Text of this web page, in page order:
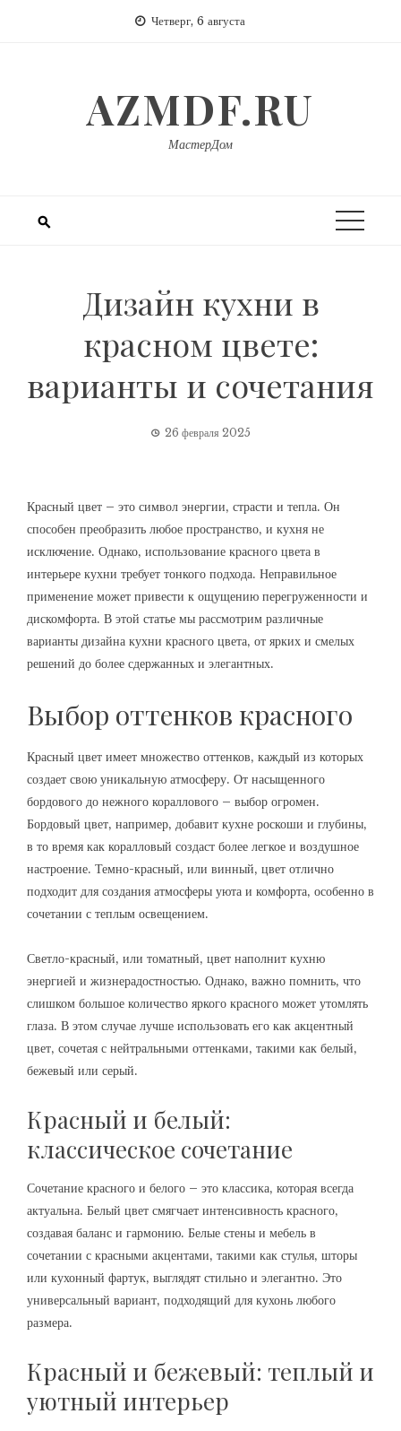
Четверг, 6 августа
AZMDF.RU
МастерДом
Дизайн кухни в
красном цвете:
варианты и сочетания
26 февраля 2025
Красный цвет – это символ энергии‚ страсти и тепла. Он
способен преобразить любое пространство‚ и кухня не
исключение. Однако‚ использование красного цвета в
интерьере кухни требует тонкого подхода. Неправильное
применение может привести к ощущению перегруженности и
дискомфорта. В этой статье мы рассмотрим различные
варианты дизайна кухни красного цвета‚ от ярких и смелых
решений до более сдержанных и элегантных.
Выбор оттенков красного
Красный цвет имеет множество оттенков‚ каждый из которых
создает свою уникальную атмосферу. От насыщенного
бордового до нежного кораллового – выбор огромен.
Бордовый цвет‚ например‚ добавит кухне роскоши и глубины‚
в то время как коралловый создаст более легкое и воздушное
настроение. Темно-красный‚ или винный‚ цвет отлично
подходит для создания атмосферы уюта и комфорта‚ особенно в
сочетании с теплым освещением.
Светло-красный‚ или томатный‚ цвет наполнит кухню
энергией и жизнерадостностью. Однако‚ важно помнить‚ что
слишком большое количество яркого красного может утомлять
глаза. В этом случае лучше использовать его как акцентный
цвет‚ сочетая с нейтральными оттенками‚ такими как белый‚
бежевый или серый.
Красный и белый:
классическое сочетание
Сочетание красного и белого – это классика‚ которая всегда
актуальна. Белый цвет смягчает интенсивность красного‚
создавая баланс и гармонию. Белые стены и мебель в
сочетании с красными акцентами‚ такими как стулья‚ шторы
или кухонный фартук‚ выглядят стильно и элегантно. Это
универсальный вариант‚ подходящий для кухонь любого
размера.
Красный и бежевый: теплый и
уютный интерьер